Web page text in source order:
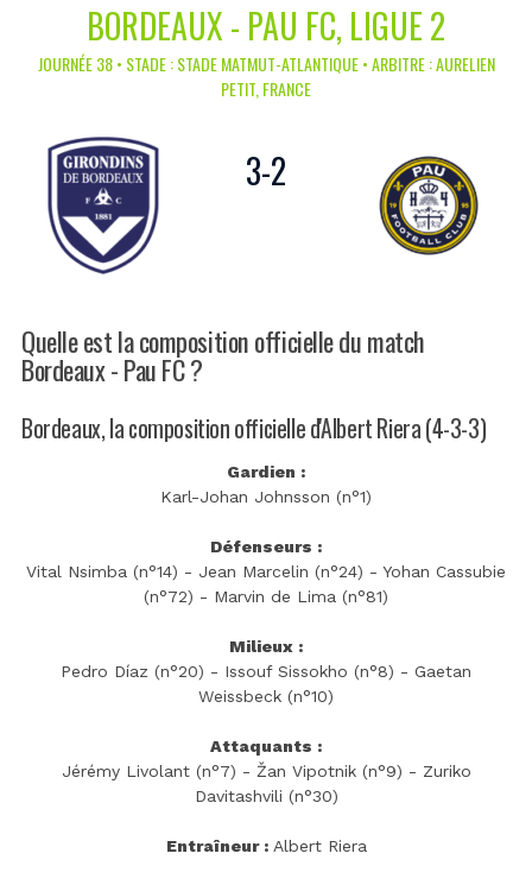
BORDEAUX - PAU FC, LIGUE 2
JOURNÉE 38 • STADE : STADE MATMUT-ATLANTIQUE • ARBITRE : AURELIEN
PETIT, FRANCE
3-2
Quelle est la composition officielle du match
Bordeaux - Pau FC ?
Bordeaux, la composition officielle d'Albert Riera (4-3-3)
Gardien :
Karl-Johan Johnsson (n°1)
Défenseurs :
Vital Nsimba (n°14) - Jean Marcelin (n°24) - Yohan Cassubie
(n°72) - Marvin de Lima (n°81)
Milieux :
Pedro Díaz (n°20) - Issouf Sissokho (n°8) - Gaetan
Weissbeck (n°10)
Attaquants :
Jérémy Livolant (n°7) - Žan Vipotnik (n°9) - Zuriko
Davitashvili (n°30)
Entraîneur :Albert Riera